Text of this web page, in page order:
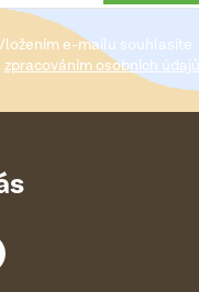
e-mailu souhlasíte
zpracováním osobních údajů